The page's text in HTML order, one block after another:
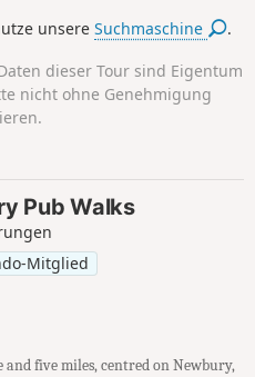
unsereSuchmaschine .
dieser Tour sind Eigentum
nicht ohne Genehmigung
Pub Walks
Mitglied
five miles, centred on Newbury,